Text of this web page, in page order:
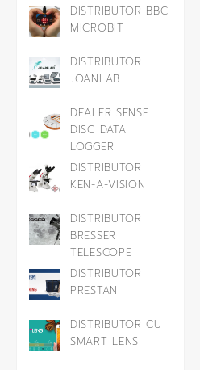
DISTRIBUTOR BBC
MICROBIT
DISTRIBUTOR
JOANLAB
DEALER SENSE
DISC DATA
LOGGER
DISTRIBUTOR
KEN-A-VISION
DISTRIBUTOR
BRESSER
TELESCOPE
DISTRIBUTOR
PRESTAN
DISTRIBUTOR CU
SMART LENS